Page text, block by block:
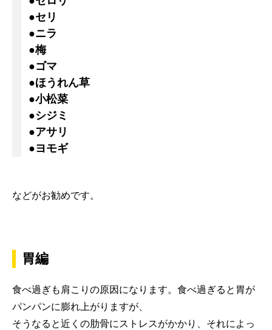
●セリ
●ニラ
●梅
●ゴマ
●ほうれん草
●小松菜
●シジミ
●アサリ
●ヨモギ
などがお勧めです。
胃編
食べ過ぎも肩こりの原因になります。食べ過ぎると胃が
パンパンに膨れ上がりますが、
そうなると近くの肋骨にストレスがかかり、それによっ